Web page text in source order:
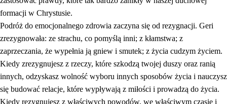
formacji w Chrystusie.
Podróż do emocjonalnego zdrowia zaczyna się od rezygnacji. Geri
zrezygnowała: ze strachu, co pomyślą inni; z kłamstwa; z
zaprzeczania, że wypełnia ją gniew i smutek; z życia cudzym życiem.
Kiedy zrezygnujesz z rzeczy, które szkodzą twojej duszy oraz ranią
innych, odzyskasz wolność wyboru innych sposobów życia i nauczysz
się budować relacje, które wypływają z miłości i prowadzą do życia.
Kiedy rezygnujesz z właściwych powodów, we właściwym czasie i